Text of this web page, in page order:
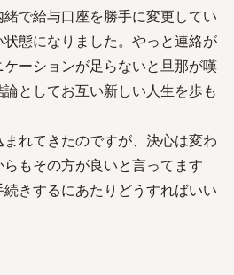
で給与口座を勝手に変更してい
態になりました。やっと連絡が
ーションが足らないと旦那が嘆
としてお互い新しい人生を歩も
れてきたのですが、決心は変わ
もその方が良いと言ってます
きするにあたりどうすればいい